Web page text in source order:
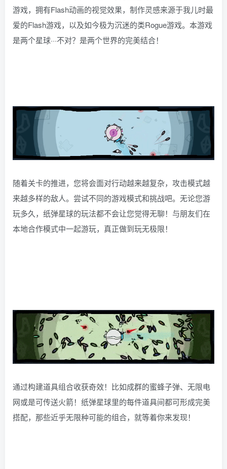
游戏，拥有Flash动画的视觉效果，制作灵感来源于我儿时最
爱的Flash游戏，以及如今极为沉迷的类Rogue游戏。本游戏
是两个星球···不对？是两个世界的完美结合！
随着关卡的推进，您将会面对行动越来越复杂，攻击模式越
来越多样的敌人。尝试不同的游戏模式和挑战吧。无论您游
玩多久，纸弹星球的玩法都不会让您觉得无聊！与朋友们在
本地合作模式中一起游玩，真正做到玩无极限！
通过构建道具组合收获奇效！比如成群的蜜蜂子弹、无限电
网或是可传送火箭！纸弹星球里的每件道具间都可形成完美
搭配，那些近乎无限种可能的组合，就等着你来发现！